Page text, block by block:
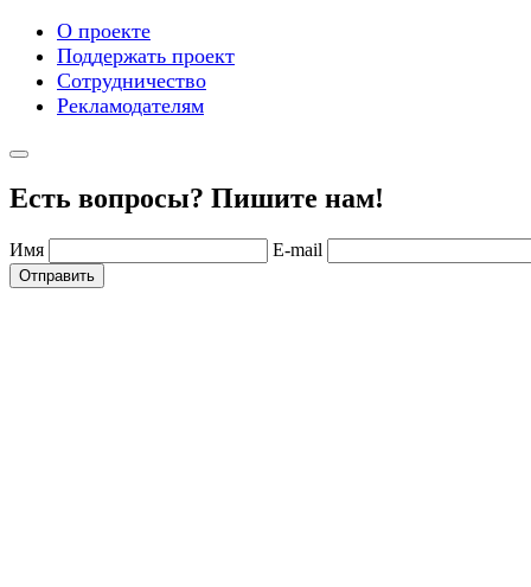
О проекте
Поддержать проект
Сотрудничество
Рекламодателям
Есть вопросы? Пишите нам!
Имя E-mail